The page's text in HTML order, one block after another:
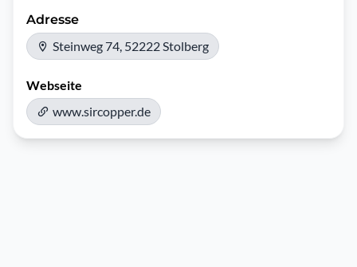
Adresse
Steinweg 74, 52222 Stolberg
Webseite
www.sircopper.de